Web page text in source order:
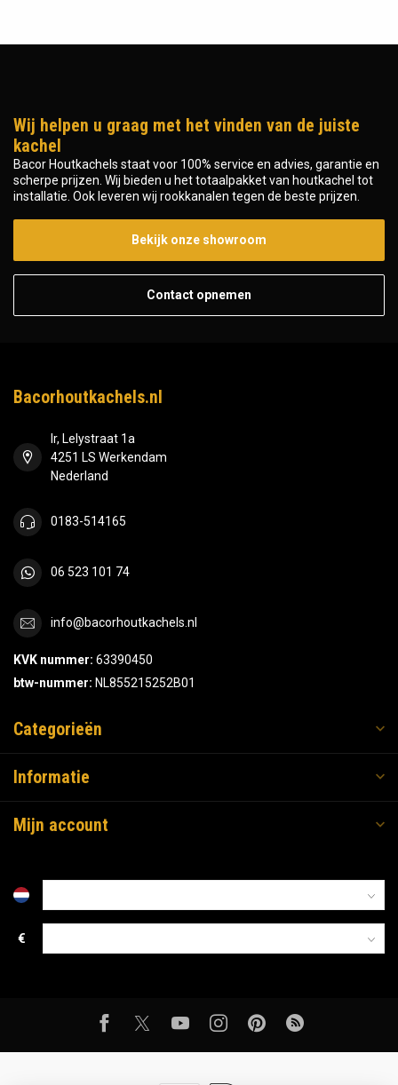
Wij helpen u graag met het vinden van de juiste
kachel
Bacor Houtkachels staat voor 100% service en advies, garantie en
scherpe prijzen. Wij bieden u het totaalpakket van houtkachel tot
installatie. Ook leveren wij rookkanalen tegen de beste prijzen.
Bekijk onze showroom
Contact opnemen
Bacorhoutkachels.nl
Ir, Lelystraat 1a
4251 LS Werkendam
Nederland
0183-514165
06 523 101 74
info@bacorhoutkachels.nl
KVK nummer: 63390450
btw-nummer: NL855215252B01
Categorieën
Informatie
Mijn account
€